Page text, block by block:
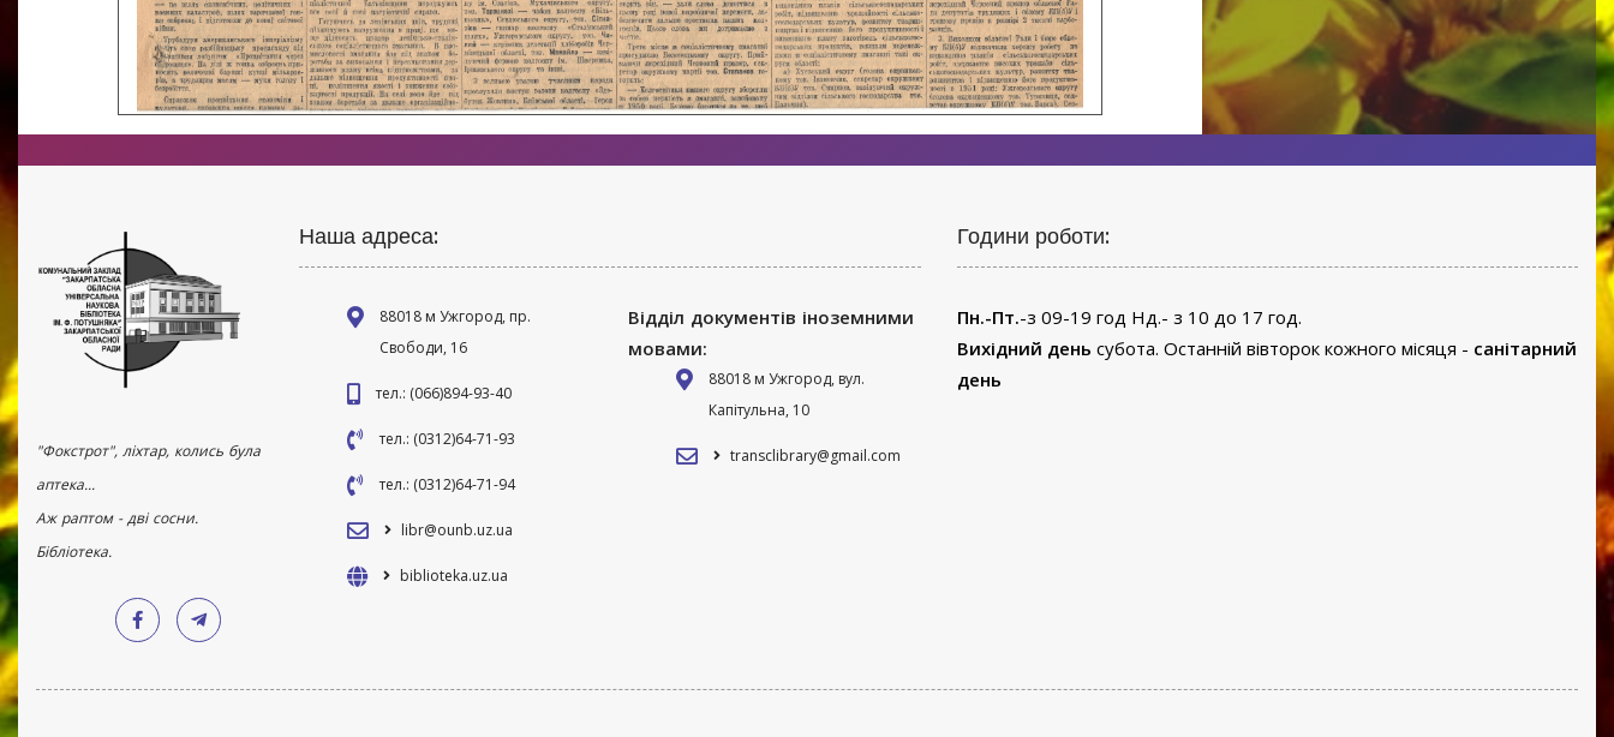
"Фокстрот", ліхтар, колись була
аптека...
Аж раптом - дві сосни.
Бібліотека.
Наша адреса:
88018 м Ужгород, пр.
Свободи, 16
тел.: (066)894-93-40
тел.: (0312)64-71-93
тел.: (0312)64-71-94
libr@ounb.uz.ua
biblioteka.uz.ua
Відділ документів іноземними
мовами:
88018 м Ужгород, вул.
Капітульна, 10
transclibrary@gmail.com
Години роботи:
Пн.-Пт.-з 09-19 год Нд.- з 10 до 17 год.
Вихідний день субота. Останній вівторок кожного місяця - санітарний
день